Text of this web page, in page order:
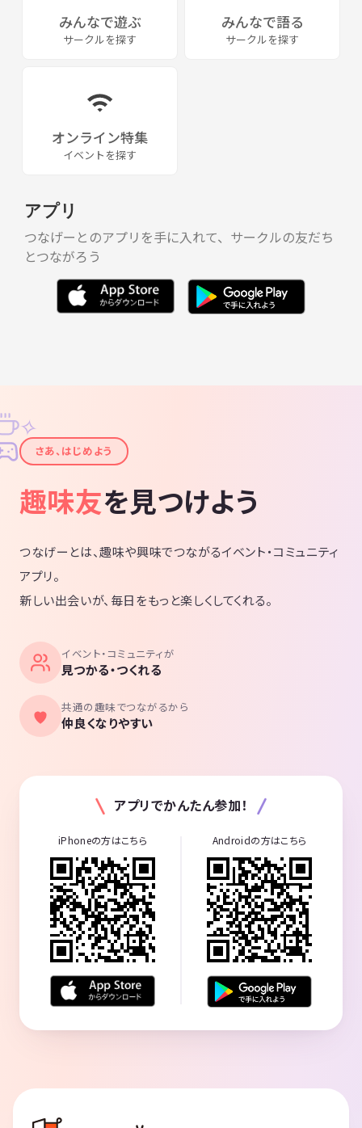
みんなで遊ぶ
サークルを探す
みんなで語る
サークルを探す
オンライン特集
イベントを探す
アプリ
つなげーとのアプリを手に入れて、サークルの友だち
とつながろう
✦
✧
さあ、はじめよう
趣味友を見つけよう
つなげーとは、趣味や興味でつながるイベント・コミュニティ
アプリ。
新しい出会いが、毎日をもっと楽しくしてくれる。
イベント・コミュニティが
見つかる・つくれる
共通の趣味でつながるから
仲良くなりやすい
アプリでかんたん参加！
iPhoneの方はこちら Androidの方はこちら